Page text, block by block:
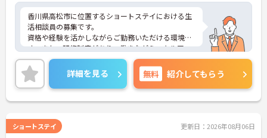
香川県高松市に位置するショートステイにおける生
活相談員の募集です。
資格や経験を活かしながらご勤務いただける環境で
す。また、研修制度があり、働きながらスキルアッ
プが目指せる環境です。
ご興味のある方には、面接対策ポイントなど、さら
に詳細をご案内しますのでお気軽にご相談くださ
い！
詳細を見る 無料 紹介してもらう
ショートステイ 更新日：2026年08月06日